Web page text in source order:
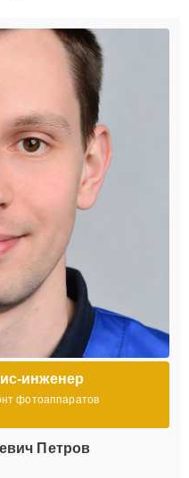
инженер
фотоаппаратов
Петров